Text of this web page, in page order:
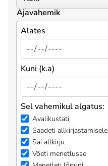
Ajavahemik
Alates
Kuni (k.a)
Sel vahemikul algatus:
Avalikustati
Saadeti allkirjastamisele
Sai allkirju
Võeti menetlusse